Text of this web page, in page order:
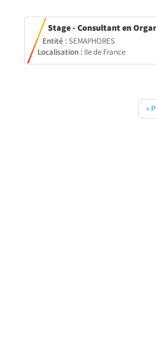
Stage - Consultant en
Entité :SEMAPHORES
Localisation : Ile de France
«